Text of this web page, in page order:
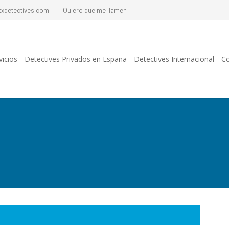
Quiero que me llamen
Detectives Privados en España Detectives Internacional